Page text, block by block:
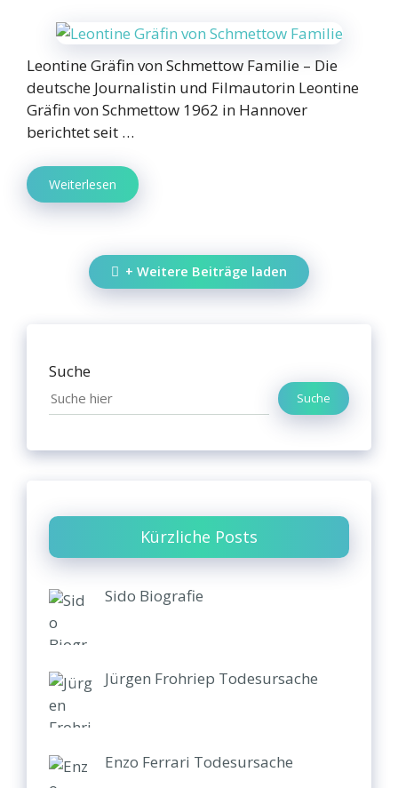
Leontine Gräfin von Schmettow Familie – Die
deutsche Journalistin und Filmautorin Leontine
Gräfin von Schmettow 1962 in Hannover
berichtet seit …
Weiterlesen
+ Weitere Beiträge laden
Suche
Suche
Kürzliche Posts
Sido Biografie
Jürgen Frohriep Todesursache
Enzo Ferrari Todesursache